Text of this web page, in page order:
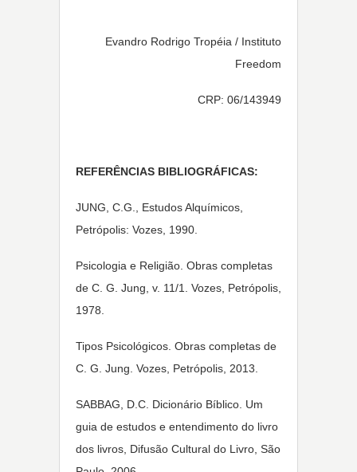
Evandro Rodrigo Tropéia / Instituto
Freedom
CRP: 06/143949
REFERÊNCIAS BIBLIOGRÁFICAS:
JUNG, C.G., Estudos Alquímicos,
Petrópolis: Vozes, 1990.
Psicologia e Religião. Obras completas
de C. G. Jung, v. 11/1. Vozes, Petrópolis,
1978.
Tipos Psicológicos. Obras completas de
C. G. Jung. Vozes, Petrópolis, 2013.
SABBAG, D.C. Dicionário Bíblico. Um
guia de estudos e entendimento do livro
dos livros, Difusão Cultural do Livro, São